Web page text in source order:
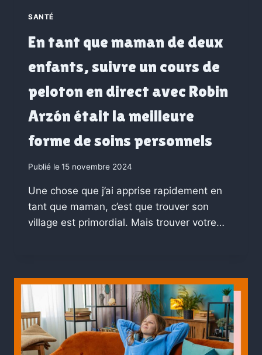
SANTÉ
En tant que maman de deux
enfants, suivre un cours de
peloton en direct avec Robin
Arzón était la meilleure
forme de soins personnels
Publié le15 novembre 2024
Une chose que j’ai apprise rapidement en
tant que maman, c’est que trouver son
village est primordial. Mais trouver votre…